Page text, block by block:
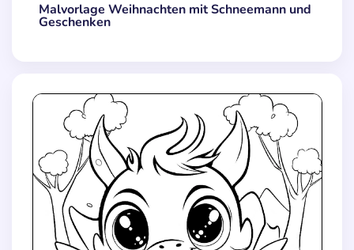
Malvorlage Weihnachten mit Schneemann und
Geschenken